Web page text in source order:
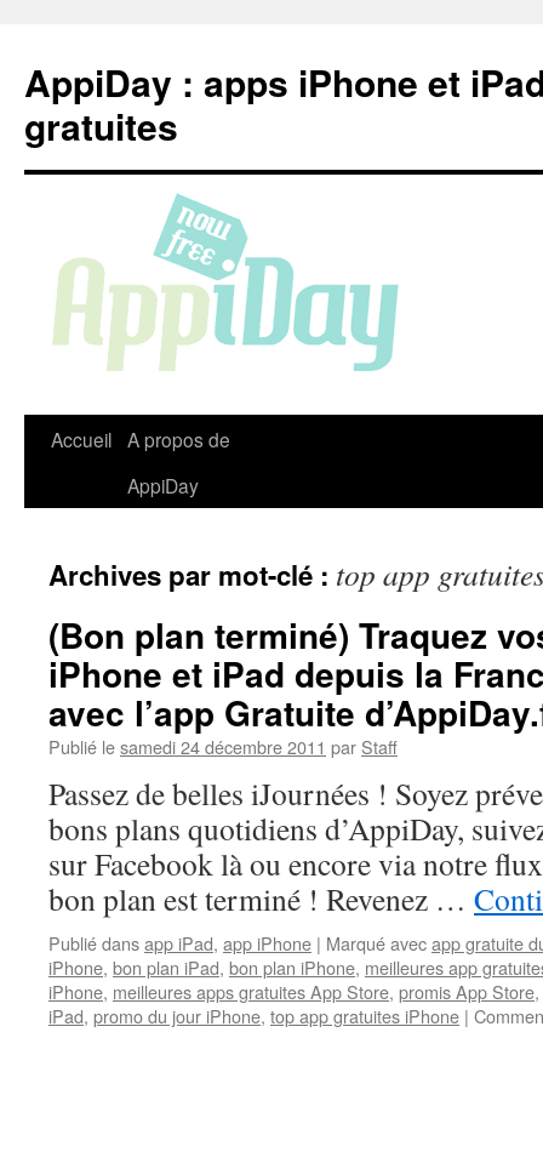
contenu
AppiDay : apps iPhone et
gratuites
Accueil A propos de
AppiDay
Archives par mot-clé : top app
(Bon plan terminé) Traquez
iPhone et iPad depuis la
avec l’app Gratuite
Publié lesamedi 24 décembre 2011 par Staff
Passez de belles iJournées ! Soyez
bons plans quotidiens d’AppiDay,
sur Facebook là ou encore via notre
bon plan est terminé ! Revenez …
Publié dansapp iPad, app iPhone | Marqué avecapp gratuite
iPhone, bon plan iPad, bon plan iPhone, meilleures app
iPhone, meilleures apps gratuites App Store, promis App Store,
iPad, promo du jour iPhone, top app gratuites iPhone |